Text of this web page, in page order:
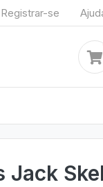
Registrar-se
Jack